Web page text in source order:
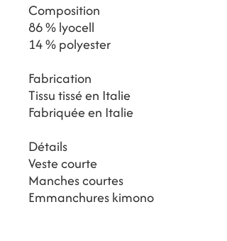
Composition
86 % lyocell
14 % polyester
Fabrication
Tissu tissé en Italie
Fabriquée en Italie
Détails
Veste courte
Manches courtes
Emmanchures kimono